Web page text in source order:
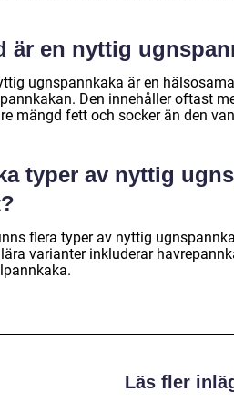
är en nyttig
ugnspannkaka är en
Den innehåller oftast
mängd fett och socker än den
typer av nyttig
flera typer av nyttig
varianter inkluderar
Läs fler